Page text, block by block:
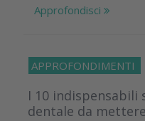
Approfondisci
APPROFONDIMENTI
I 10
dentale da